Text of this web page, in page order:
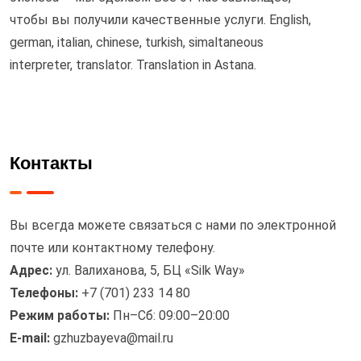
чтобы вы получили качественные услуги. English,
german, italian, chinese, turkish, simaltaneous
interpreter, translator. Translation in Astana.
Контакты
Вы всегда можете связаться с нами по электронной
почте или контактному телефону.
Адрес: ул. Валиханова, 5, БЦ «Silk Way»
Телефоны: +7 (701) 233 14 80
Режим работы: Пн–Сб: 09:00–20:00
E-mail: gzhuzbayeva@mail.ru